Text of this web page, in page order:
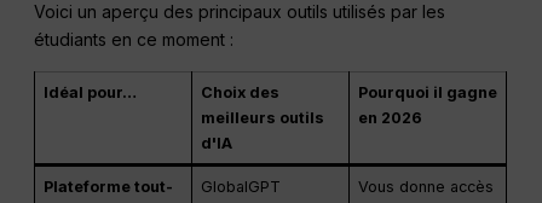
Voici un aperçu des principaux outils utilisés par les
étudiants en ce moment :
Idéal pour…
Choix des
meilleurs outils
d'IA
Pourquoi il gagne
en 2026
Plateforme tout-
GlobalGPT
Vous donne accès